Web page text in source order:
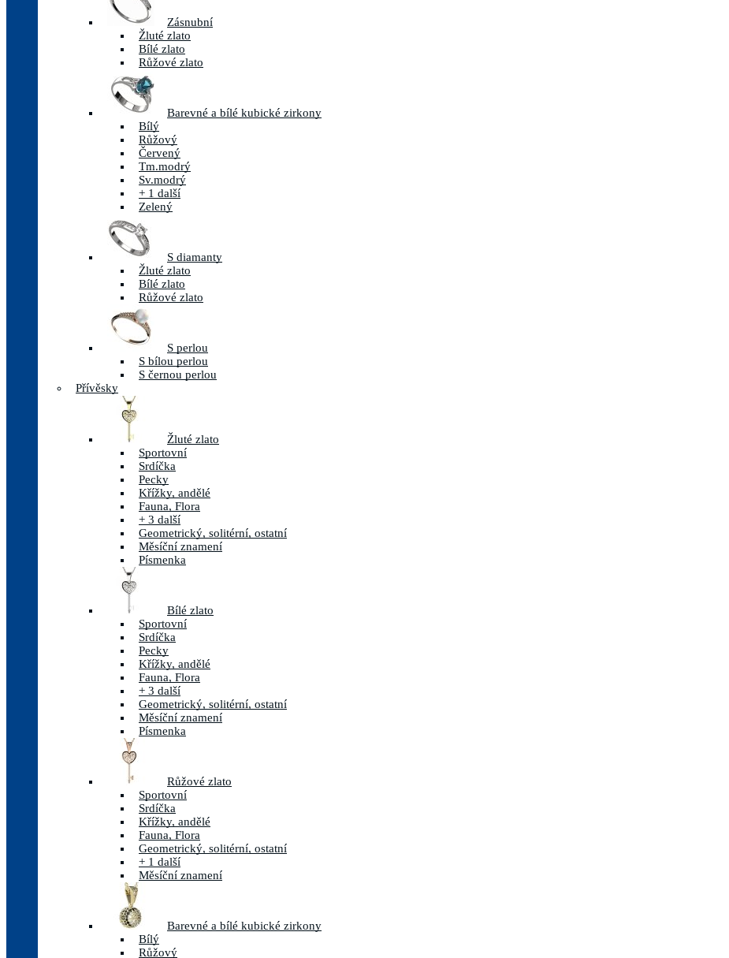
Zásnubní
Žluté zlato
Bílé zlato
Růžové zlato
Barevné a bílé kubické zirkony
Bílý
Růžový
Červený
Tm.modrý
Sv.modrý
+ 1 další
Zelený
S diamanty
Žluté zlato
Bílé zlato
Růžové zlato
S perlou
S bílou perlou
S černou perlou
Přívěsky
Žluté zlato
Sportovní
Srdíčka
Pecky
Křížky, andělé
Fauna, Flora
+ 3 další
Geometrický, solitérní, ostatní
Měsíční znamení
Písmenka
Bílé zlato
Sportovní
Srdíčka
Pecky
Křížky, andělé
Fauna, Flora
+ 3 další
Geometrický, solitérní, ostatní
Měsíční znamení
Písmenka
Růžové zlato
Sportovní
Srdíčka
Křížky, andělé
Fauna, Flora
Geometrický, solitérní, ostatní
+ 1 další
Měsíční znamení
Barevné a bílé kubické zirkony
Bílý
Růžový